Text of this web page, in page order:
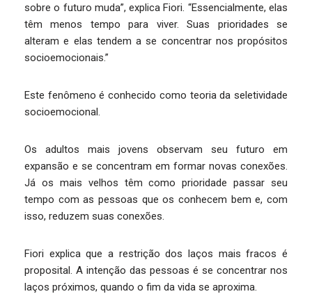
sobre o futuro muda”, explica Fiori. “Essencialmente, elas
têm menos tempo para viver. Suas prioridades se
alteram e elas tendem a se concentrar nos propósitos
socioemocionais.”
Este fenômeno é conhecido como teoria da seletividade
socioemocional.
Os adultos mais jovens observam seu futuro em
expansão e se concentram em formar novas conexões.
Já os mais velhos têm como prioridade passar seu
tempo com as pessoas que os conhecem bem e, com
isso, reduzem suas conexões.
Fiori explica que a restrição dos laços mais fracos é
proposital. A intenção das pessoas é se concentrar nos
laços próximos, quando o fim da vida se aproxima.